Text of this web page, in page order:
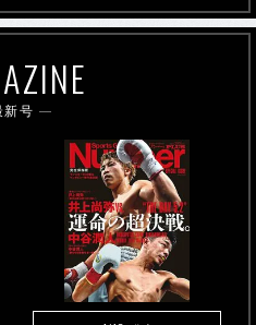
新号